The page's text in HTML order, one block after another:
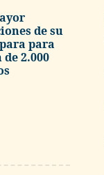
de su
para
2.000